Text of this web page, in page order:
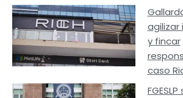
agilizar
y fincar
caso